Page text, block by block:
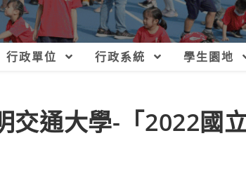
行政單位 行政系統 學生園地
交通大學-「2022國